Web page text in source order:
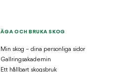
ÄGA OCH BRUKA SKOG
Min skog – dina personliga sidor
Gallringsakademin
Ett hållbart skogsbruk